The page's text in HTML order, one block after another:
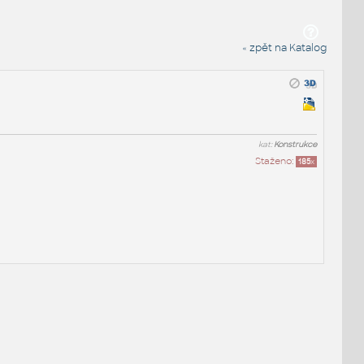
« zpět na Katalog
kat:Konstrukce
Staženo: 185x